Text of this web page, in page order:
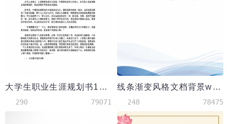
大学生职业生涯规划书1000字范文
290 79071
线条渐变风格文档背景word模板
248 78475